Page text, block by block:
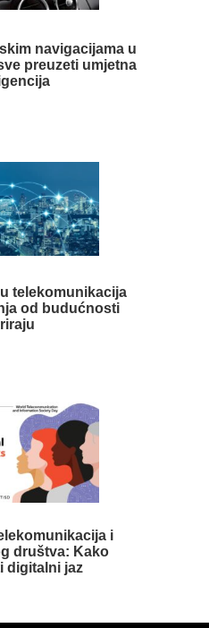
navigacijama u
preuzeti umjetna
telekomunikacija
od budućnosti
i
društva: Kako
digitalni jaz